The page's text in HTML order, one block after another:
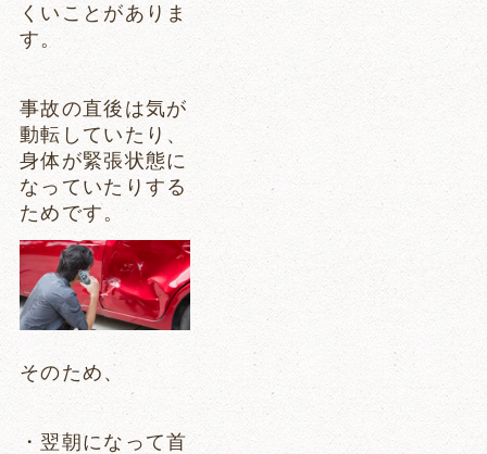
くいことがありま
す。
事故の直後は気が
動転していたり、
身体が緊張状態に
なっていたりする
ためです。
そのため、
・翌朝になって首